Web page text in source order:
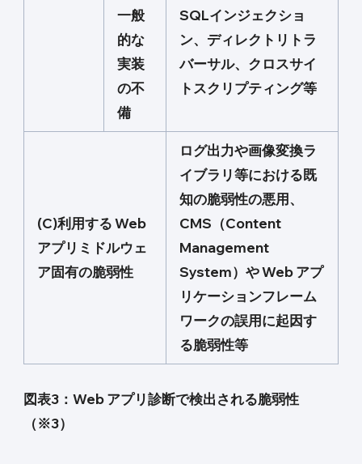
一般
的な
実装
の不
備
SQLインジェクショ
ン、ディレクトリトラ
バーサル、クロスサイ
トスクリプティング等
(C)利用する Web
アプリミドルウェ
ア固有の脆弱性
ログ出力や画像変換ラ
イブラリ等における既
知の脆弱性の悪用、
CMS（Content
Management
System）や Web アプ
リケーションフレーム
ワークの誤用に起因す
る脆弱性等
図表3：Web アプリ診断で検出される脆弱性
（※3）